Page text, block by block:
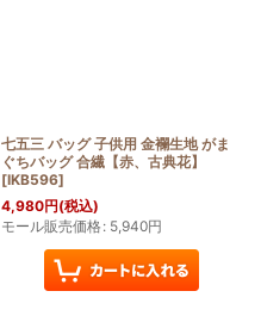
七五三 バッグ 子供用 金襴生地 がま
ぐちバッグ 合繊【赤、古典花】
[IKB596]
4,980円(税込)
モール販売価格: 5,940円